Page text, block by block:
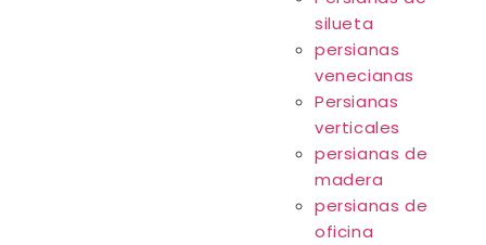
silueta
persianas
venecianas
Persianas
verticales
persianas de
madera
persianas de
oficina